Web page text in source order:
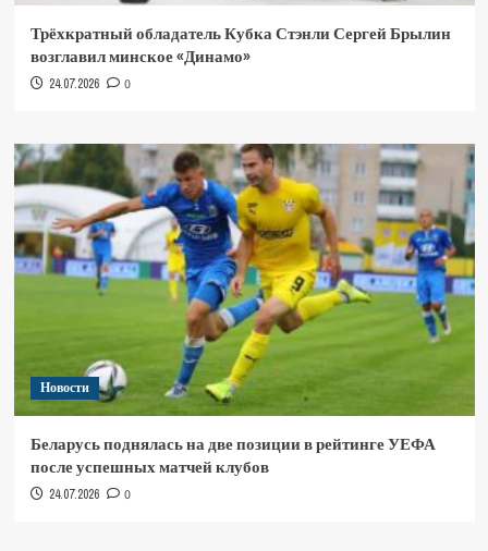
Трёхкратный обладатель Кубка Стэнли Сергей Брылин
возглавил минское «Динамо»
24.07.2026 0
Новости
Беларусь поднялась на две позиции в рейтинге УЕФА
после успешных матчей клубов
24.07.2026 0